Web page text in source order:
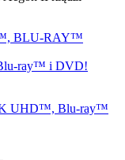
BLU-RAY™
ray™ i DVD!
UHD™, Blu-ray™